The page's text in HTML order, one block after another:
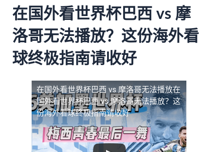
在国外看世界杯巴西 vs 摩
洛哥无法播放？这份海外看
球终极指南请收好
在国外看世界杯巴西 vs 摩洛哥无法播放在
国外看世界杯巴西 vs 摩洛哥无法播放？这
份海外看球终极指南请收好